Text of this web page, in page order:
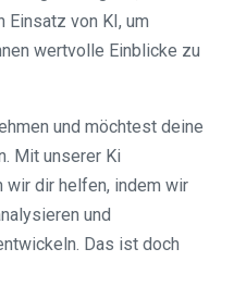
Einsatz von KI, um
wertvolle Einblicke zu
und möchtest deine
Mit unserer Ki
wir dir helfen, indem wir
und
Das ist doch